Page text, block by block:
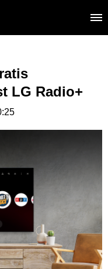
LG Radio+